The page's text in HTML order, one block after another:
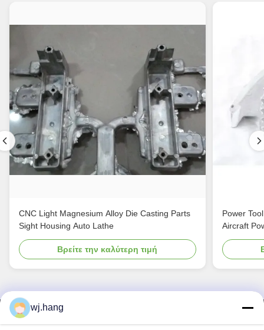
CNC Light Magnesium Alloy Die Casting Parts
Sight Housing Auto Lathe
Βρείτε την καλύτερη τιμή
Power
Aircraft
Επικοινωνήστε μαζί μας
wj.hang